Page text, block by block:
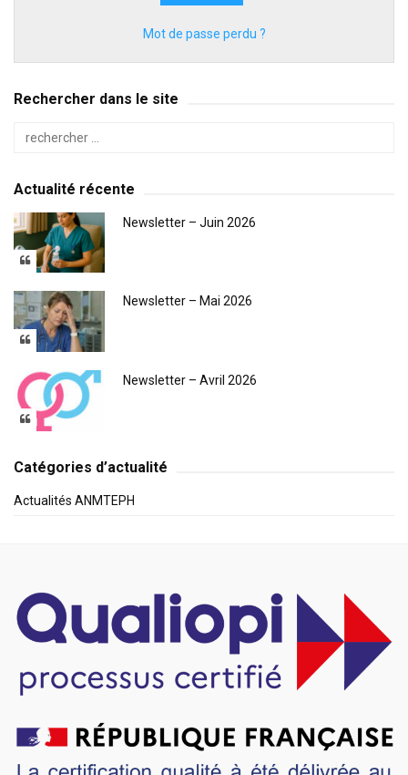
Mot de passe perdu ?
Rechercher dans le site
Actualité récente
Newsletter – Juin 2026
Newsletter – Mai 2026
Newsletter – Avril 2026
Catégories d’actualité
Actualités ANMTEPH